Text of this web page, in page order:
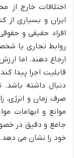
اختلافات خارج
ایران و بسیاری از
افراد حقیقی و
روابط تجاری یا
ارجاع دهند. اما
قابلیت اجرا پیدا
دنبال داشته
صرف زمان و انرژی،
موانع و ابهامات
جامع و دقیق در
خود را نشان می دهد.